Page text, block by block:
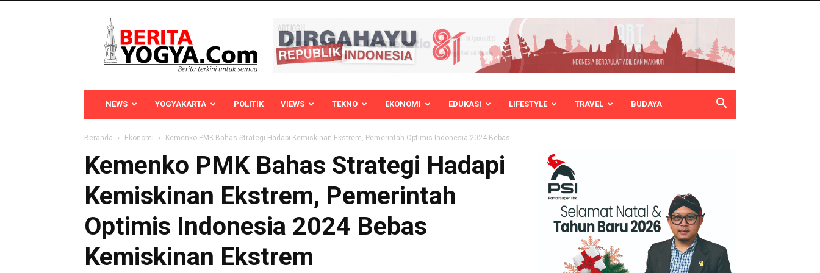
Yogya
NEWS YOGYAKARTA POLITIK VIEWS TEKNO EKONOMI EDUKASI LIFESTYLE TRAVEL BUDAYA
Beranda Ekonomi Kemenko PMK Bahas Strategi Hadapi Kemiskinan Ekstrem, Pemerintah Optimis Indonesia 2024 Bebas...
Kemenko PMK Bahas Strategi Hadapi
Kemiskinan Ekstrem, Pemerintah
Optimis Indonesia 2024 Bebas
Kemiskinan Ekstrem